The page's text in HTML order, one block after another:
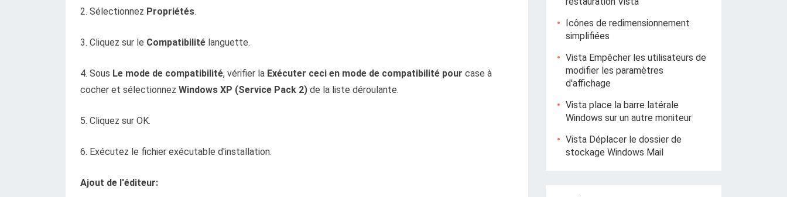
2. Sélectionnez Propriétés.
3. Cliquez sur le Compatibilité languette.
4. Sous Le mode de compatibilité, vérifier la Exécuter ceci en mode de compatibilité pour case à
cocher et sélectionnez Windows XP (Service Pack 2) de la liste déroulante.
5. Cliquez sur OK.
6. Exécutez le fichier exécutable d'installation.
Ajout de l'éditeur:
Icônes de redimensionnement
simplifiées
Vista Empêcher les utilisateurs de
modifier les paramètres
d'affichage
Vista place la barre latérale
Windows sur un autre moniteur
Vista Déplacer le dossier de
stockage Windows Mail